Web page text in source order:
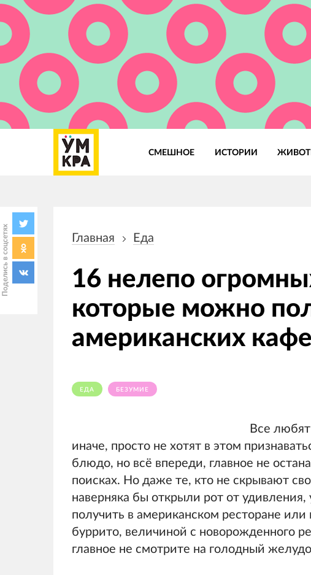
СМЕШНОЕ ИСТОРИИ
Поделись в соцсетях навигации
Главная Еда
16 нелепо
которые можно
американских
ЕДА БЕЗУМИЕ
Все любят
иначе, просто не хотят в этом
блюдо, но всё впереди, главное не
поисках. Но даже те, кто не скрывают
наверняка бы открыли рот от
получить в американском ресторане
буррито, величиной с новорожденного
главное не смотрите на голодный